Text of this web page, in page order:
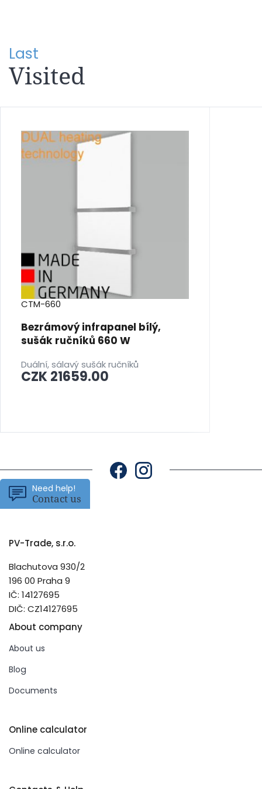
Last
Visited
CTM-660
Bezrámový infrapanel bílý,
sušák ručníků 660 W
Duální, sálavý sušák ručníků
CZK 21659.00
Need help!
Contact us
PV-Trade, s.r.o.
Blachutova 930/2
196 00 Praha 9
IČ: 14127695
DIČ: CZ14127695
About company
About us
Blog
Documents
Online calculator
Online calculator